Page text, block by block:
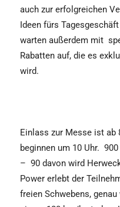
auch zur erfolgreichen
Ideen fürs
warten außerdem mit
Rabatten auf, die es
wird.
Einlass zur Messe ist ab
beginnen um 10 Uhr.
– 90 davon wird
Power erlebt der
freien Schwebens,